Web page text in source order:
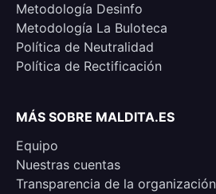
Metodología Desinfo
Metodología La Buloteca
Política de Neutralidad
Política de Rectificación
MÁS SOBRE MALDITA.ES
Equipo
Nuestras cuentas
Transparencia de la organización